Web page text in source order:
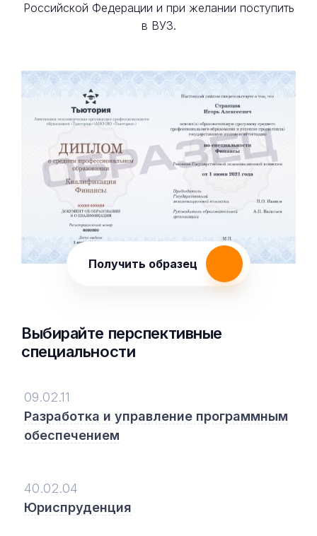
Российской Федерации и при желании поступить
в ВУЗ.
Получить образец
Выбирайте перспективные
специальности
09.02.11
Разработка и управление программным
обеспечением
40.02.04
Юриспруденция